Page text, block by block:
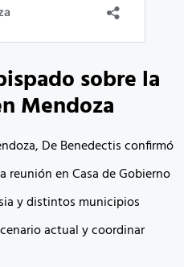
sobre la
Mendoza
De Benedectis confirmó
reunión en Casa de Gobierno
y distintos municipios
actual y coordinar